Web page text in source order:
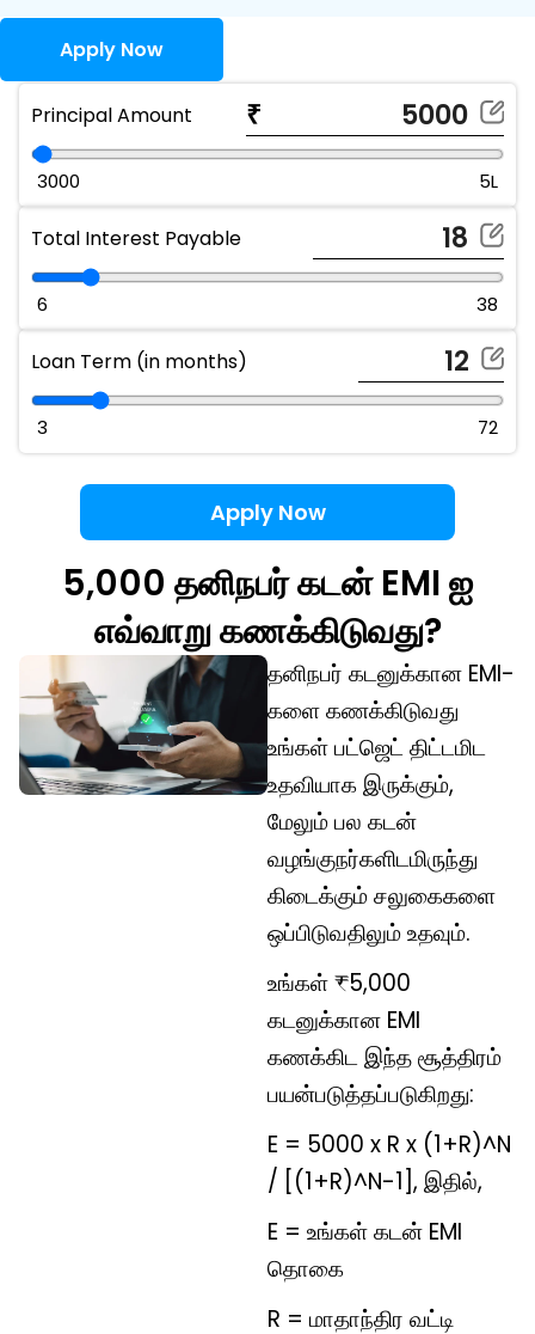
Principal Amount ₹
Principal Amount slider (use arrow keys to adjust)
3000 5L
Total Interest Payable
Total Interest Payable slider (use arrow keys to
6 38
Loan Term (in months)
Loan Term slider (use arrow keys to adjust)
3 72
Apply Now
Apply Now
5,000 தனிநபர் கடன் EMI ஐ
எவ்வாறு கணக்கிடுவது?
தனிநபர் கடனுக்கான EMI-
களை கணக்கிடுவது
உங்கள் பட்ஜெட் திட்டமிட
உதவியாக இருக்கும்,
மேலும் பல கடன்
வழங்குநர்களிடமிருந்து
கிடைக்கும் சலுகைகளை
ஒப்பிடுவதிலும் உதவும்.
உங்கள் ₹5,000
கடனுக்கான EMI
கணக்கிட இந்த சூத்திரம்
பயன்படுத்தப்படுகிறது:
E = 5000 x R x (1+R)^N
/ [(1+R)^N-1], இதில்,
E = உங்கள் கடன் EMI
தொகை
R = மாதாந்திர வட்டி